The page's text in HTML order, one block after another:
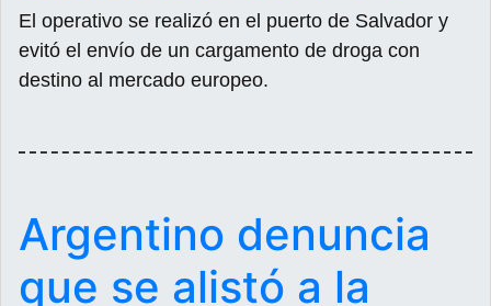
El operativo se realizó en el puerto de Salvador y
evitó el envío de un cargamento de droga con
destino al mercado europeo.
Argentino denuncia
que se alistó a la